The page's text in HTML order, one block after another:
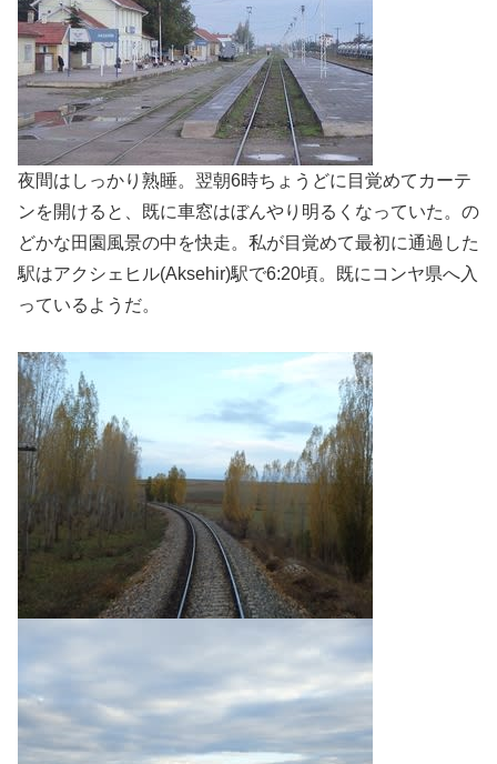
夜間はしっかり熟睡。翌朝6時ちょうどに目覚めてカーテ
ンを開けると、既に車窓はぼんやり明るくなっていた。の
どかな田園風景の中を快走。私が目覚めて最初に通過した
駅はアクシェヒル(Aksehir)駅で6:20頃。既にコンヤ県へ入
っているようだ。